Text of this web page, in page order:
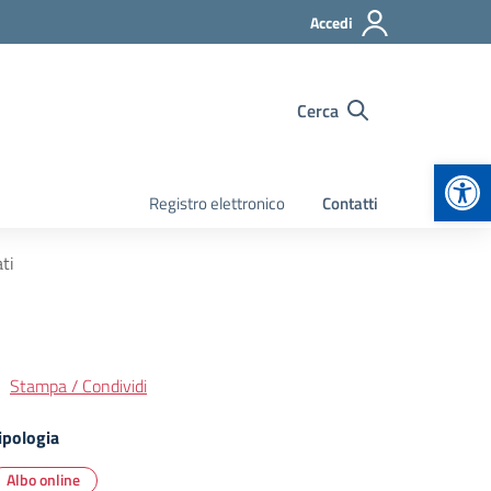
Accedi
Cerca
Registro elettronico Contatti
Stampa / Condividi
Albo online